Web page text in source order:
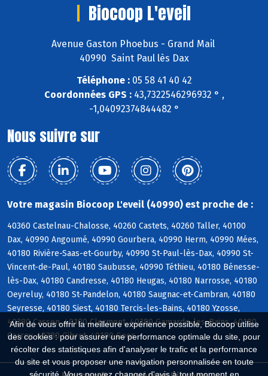
Afin de vous offrir la meilleure expérience possible, Biocoop utilise
des cookies : pour assurer une performance optimale du site, pour
récolter des statistiques afin d'analyser le trafic et la performance
du site et vous proposer une navigation personnalisée en toute
Biocoop L'eveil
Avenue Gaston Phoebus - Grand Mail
40990 Saint Paul lès Dax
Téléphone :05 58 41 40 42
Coordonnées GPS :43,7322546296932 ° ,
-1,04092374844482 °
Nous suivre sur
Votre magasin Biocoop L'eveil (40990) est proche de :
40360 Castelnau-Chalosse, 40260 Castets, 40260 Taller, 40100
Dax, 40990 Angoumé, 40990 Gourbera, 40990 Herm, 40990 Mées,
40180 Rivière-Saas-et-Gourby, 40990 St-Paul-lès-Dax, 40990 St-
Vincent-de-Paul, 40180 Saubusse, 40990 Téthieu, 40180 Bénesse-
lès-Dax, 40180 Candresse, 40180 Heugas, 40180 Narrosse, 40180
Oeyreluy, 40180 St-Pandelon, 40180 Saugnac-et-Cambran, 40180
Seyresse, 40180 Siest, 40180 Tercis-les-Bains, 40180 Yzosse,
40380 Cassen, 40180 Clermont, 40380 Gamarde-les-Bains, 40180
Garrey, 40380 Gibret, 40180 Goos